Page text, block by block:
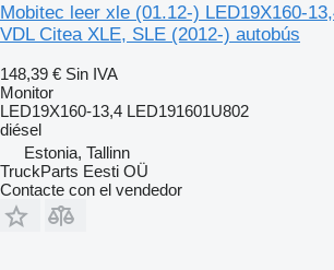
Mobitec leer xle (01.12-) LED19X160-
VDL Citea XLE, SLE (2012-) autobús
148,39 € Sin IVA
Monitor
LED19X160-13,4 LED191601U802
diésel
Estonia, Tallinn
TruckParts Eesti OÜ
Contacte con el vendedor